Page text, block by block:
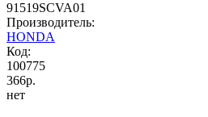
91519SCVA01
Производитель:
HONDA
Код:
100775
366р.
нет